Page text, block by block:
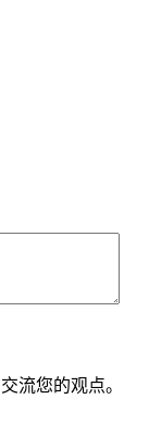
流您的观点。